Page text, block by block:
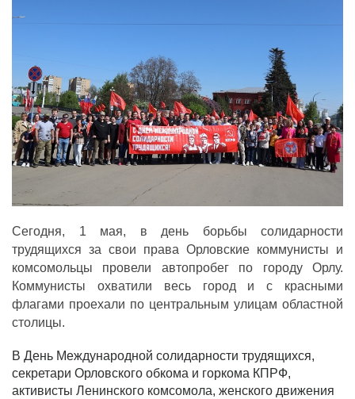
ПАРТИЙНАЯ ЖИЗНЬ
МЕСТНЫЕ ОТДЕЛЕНИЯ
КОНТАКТЫ
КПРФ ПРОФ
г. Орел, ул. Ковальская, д. 5
8 (4862) 22-33-44
8 (4862) 77-88-99
Регистрация
Сегодня, 1 мая, в день борьбы солидарности
трудящихся за свои права Орловские коммунисты и
комсомольцы провели автопробег по городу Орлу.
Коммунисты охватили весь город и с красными
флагами проехали по центральным улицам областной
столицы.
В День Международной солидарности трудящихся,
секретари Орловского обкома и горкома КПРФ,
активисты Ленинского комсомола, женского движения